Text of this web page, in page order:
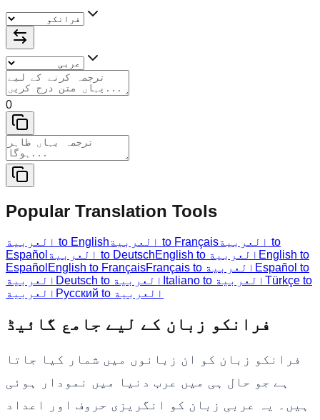
0
Popular Translation Tools
العربية to English العربية to Françaisالعربية to
Español
العربية to Deutsch English to العربية English to
Español English to Français Français to العربية Español to
العربية
Deutsch to العربية Italiano to العربية Türkçe to
العربية
Русский to العربية
فرانکو زبان کے لیے جامع گائیڈ
فرانکو زبان کو ان زبانوں میں شمار کیا جاتا
ہے جو حال ہی میں عرب دنیا میں نمودار ہوئی
ہیں۔ یہ عربی زبان کو انگریزی حروف اور اعداد